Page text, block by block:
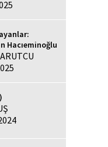
Hacıeminoğlu